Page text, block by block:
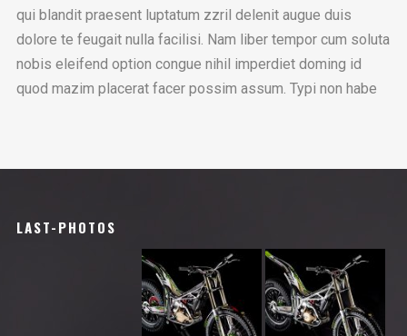
qui blandit praesent luptatum zzril delenit augue duis
dolore te feugait nulla facilisi. Nam liber tempor cum soluta
nobis eleifend option congue nihil imperdiet doming id
quod mazim placerat facer possim assum. Typi non habe
LAST-PHOTOS